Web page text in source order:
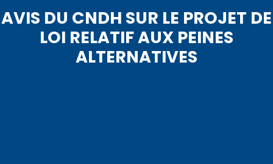
AVIS DU CNDH SUR LE PROJET DE
LOI RELATIF AUX PEINES
ALTERNATIVES